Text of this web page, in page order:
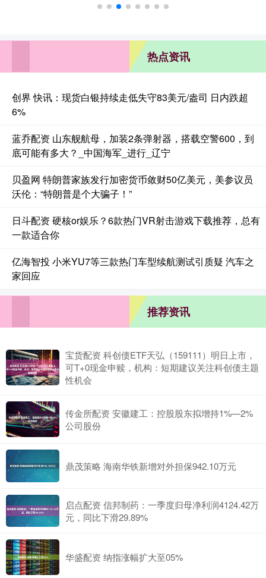
热点资讯
创界 快讯：现货白银持续走低失守83美元/盎司 日内跌超
6%
蓝乔配资 山东舰航母，加装2条弹射器，搭载空警600，到
底可能有多大？_中国海军_进行_辽宁
贝盈网 特朗普家族发行加密货币敛财50亿美元，美参议员
沃伦：“特朗普是个大骗子！”
日斗配资 硬核or娱乐？6款热门VR射击游戏下载推荐，总有
一款适合你
亿海智投 小米YU7等三款热门车型续航测试引质疑 汽车之
家回应
推荐资讯
宝货配资 科创债ETF天弘（159111）明日上市，
可T+0现金申赎，机构：短期建议关注科创债主题
性机会
传金所配资 安徽建工：控股股东拟增持1%—2%
公司股份
鼎茂策略 海南华铁新增对外担保942.10万元
启点配资 信邦制药：一季度归母净利润4124.42万
元，同比下滑29.89%
华盛配资 纳指涨幅扩大至05%